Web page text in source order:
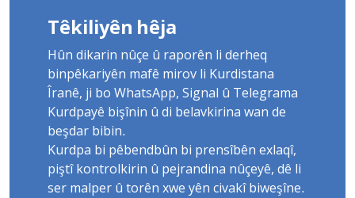
Têkiliyên hêja
Hûn dikarin nûçe û raporên li derheq
binpêkariyên mafê mirov li Kurdistana
Îranê, ji bo WhatsApp, Signal û Telegrama
Kurdpayê bişînin û di belavkirina wan de
beşdar bibin.
Kurdpa bi pêbendbûn bi prensîbên exlaqî,
piştî kontrolkirin û pejrandina nûçeyê, dê li
ser malper û torên xwe yên civakî biweşîne.